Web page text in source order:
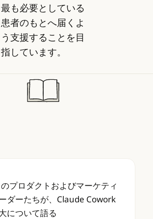
最も必要としている
患者のもとへ届くよ
う支援することを目
指しています。
のプロダクトおよびマーケティ
プロダクトおよびマーケティ
ダーたちが、Claude Cowork
について語る